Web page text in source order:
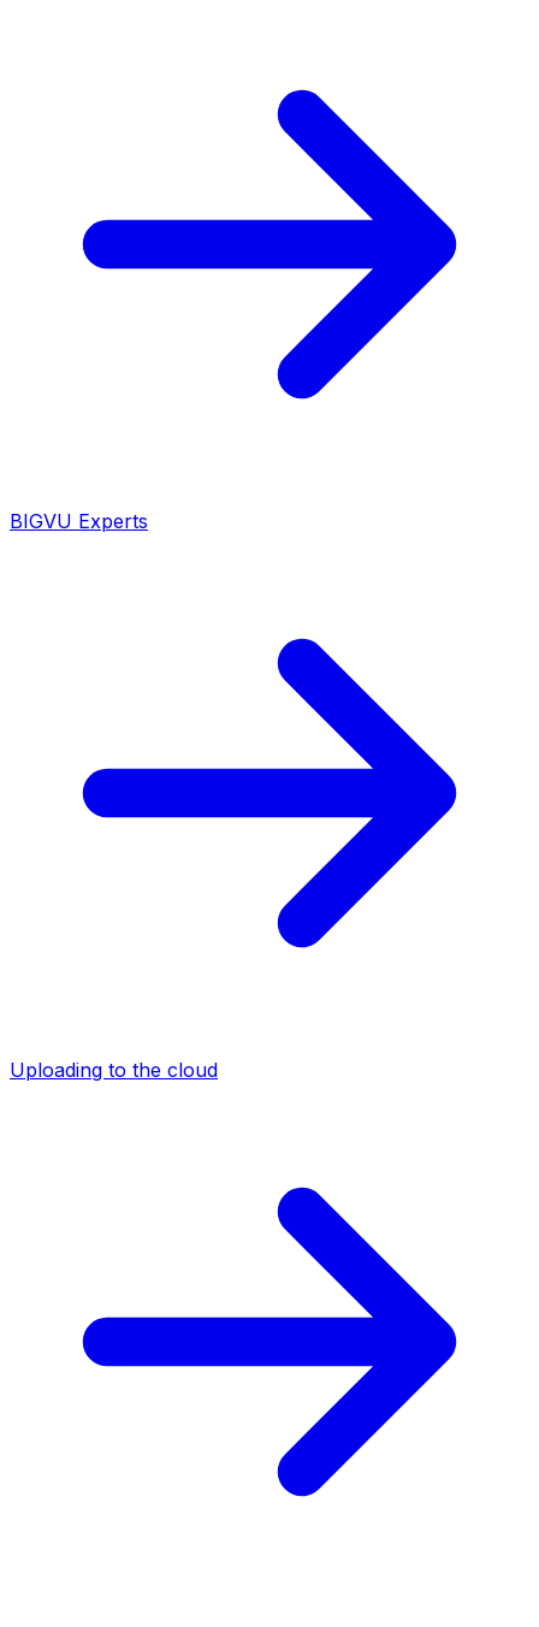
BIGVU Experts
Uploading to the cloud